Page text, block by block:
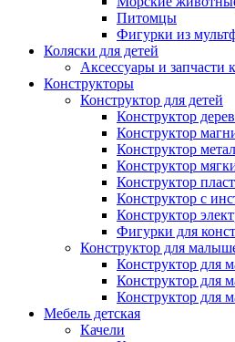
Питомцы
Фигурки из
Коляски для детей
Аксессуары и запчасти
Конструкторы
Конструктор для детей
Конструктор
Конструктор
Конструктор
Конструктор
Конструктор
Конструктор с
Конструктор
Фигурки для
Конструктор для
Конструктор для
Конструктор для
Конструктор для
Мебель детская
Качели